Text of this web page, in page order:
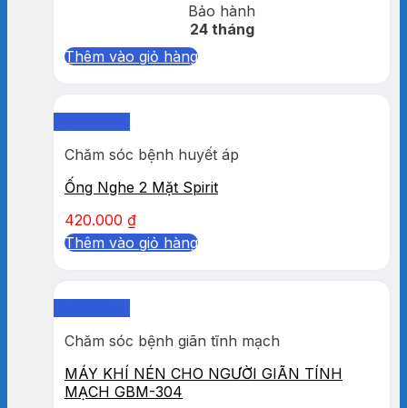
Bảo hành
24 tháng
Thêm vào giỏ hàng
Chăm sóc bệnh huyết áp
Ống Nghe 2 Mặt Spirit
420.000 ₫
Thêm vào giỏ hàng
Chăm sóc bệnh giãn tĩnh mạch
MÁY KHÍ NÉN CHO NGƯỜI GIÃN TÍNH
MẠCH GBM-304